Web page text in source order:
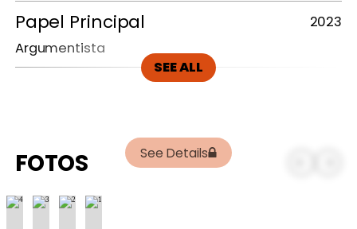
Papel Principal
2023
Argumentista
SEE ALL
See Details
FOTOS